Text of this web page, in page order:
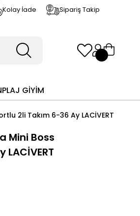
Kolay İade Sipariş Takip
PLAJ GİYİM
2li Takım 6-36 Ay LACİVERT
Mini Boss
LACİVERT